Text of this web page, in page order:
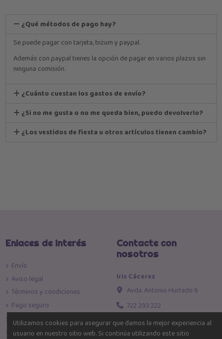
¿Qué métodos de pago hay?
Se puede pagar con tarjeta, bizum y paypal.
Además con paypal tienes la opción de pagar en varios plazos sin
ninguna comisión.
¿Cuánto cuestan los gastos de envío?
¿Si no me gusta o no me queda bien, puedo devolverlo?
¿Los vestidos de fiesta u otros artículos tienen cambio?
Enlaces de interés
Envío
Aviso legal
Términos y condiciones
Pago seguro
Política de devoluciones
Política de Privacidad
Contacte con
nosotros
Iris Cáceres
Avda. Antonio Hurtado 6
722 293 222
info@iriscaceres.com
Toda la moda al mejor precio!
Utilizamos cookies para asegurar que damos la mejor experiencia al
usuario en nuestro sitio web. Si continúa utilizando este sitio